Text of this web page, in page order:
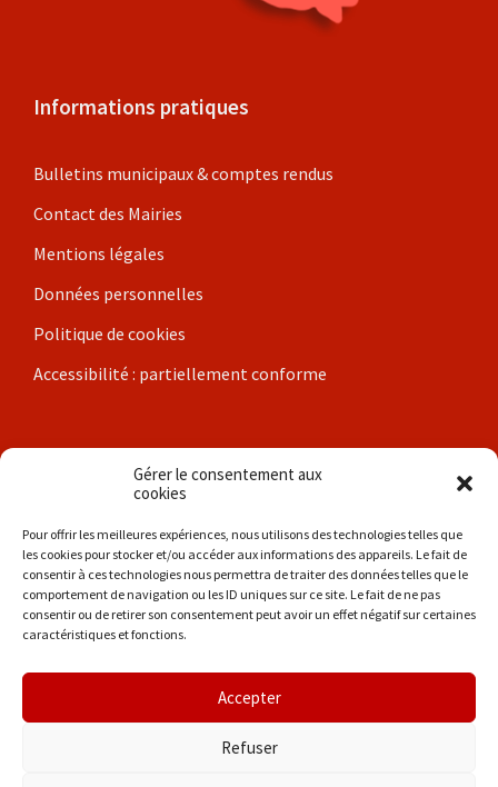
Gérer le consentement aux
cookies
Pour offrir les meilleures expériences, nous utilisons des technologies telles que
les cookies pour stocker et/ou accéder aux informations des appareils. Le fait de
consentir à ces technologies nous permettra de traiter des données telles que le
comportement de navigation ou les ID uniques sur ce site. Le fait de ne pas
consentir ou de retirer son consentement peut avoir un effet négatif sur certaines
caractéristiques et fonctions.
Accepter
Refuser
Informations pratiques
Bulletins municipaux & comptes rendus
Contact des Mairies
Mentions légales
Données personnelles
Politique de cookies
Accessibilité : partiellement conforme
Nos communes
Brigueil-le-Chantre
Coulonges
Les Hérolles
La Trimouille
Thollet